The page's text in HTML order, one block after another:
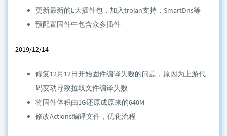
更新最新的L大插件包，加入trojan支持，SmartDns等
预配置固件中包含众多插件
2019/12/14
修复12月12日开始固件编译失败的问题，原因为上游代
码变动导致拉取文件编译失败
将固件体积由1G还原成原来的640M
修改Actions编译文件，优化流程